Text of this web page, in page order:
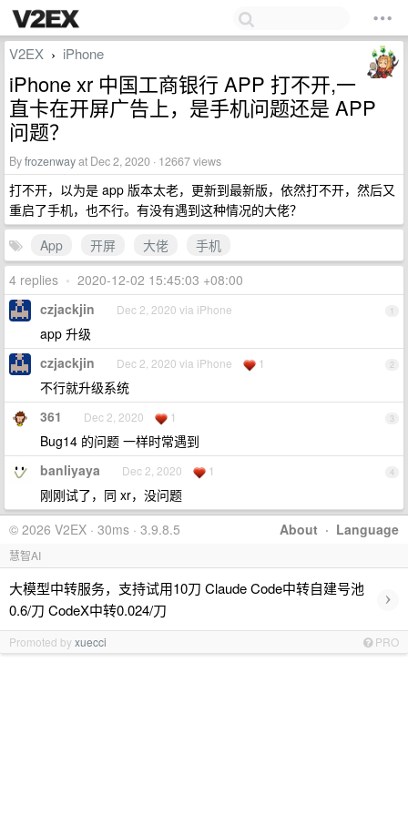
V2EX › iPhone
iPhone xr 中国工商银行 APP 打不开,一
直卡在开屏广告上，是手机问题还是 APP
问题？
Byfrozenwayat Dec 2, 2020 · 12667 views
打不开，以为是 app 版本太老，更新到最新版，依然打不开，然后又
重启了手机，也不行。有没有遇到这种情况的大佬？
App
开屏 大佬
手机
4 replies • 2020-12-02 15:45:03 +08:00
1
czjackjin Dec 2, 2020 via iPhone
app 升级
2
czjackjin Dec 2, 2020 via iPhone 1
不行就升级系统
3
361 Dec 2, 2020 1
Bug14 的问题 一样时常遇到
4
banliyaya Dec 2, 2020 1
刚刚试了，同 xr，没问题
About · Language
© 2026 V2EX · 30ms · 3.9.8.5
慧智AI
大模型中转服务，支持试用10刀 Claude Code中转自建号池
0.6/刀 CodeX中转0.024/刀
›
Promoted byxuecci PRO